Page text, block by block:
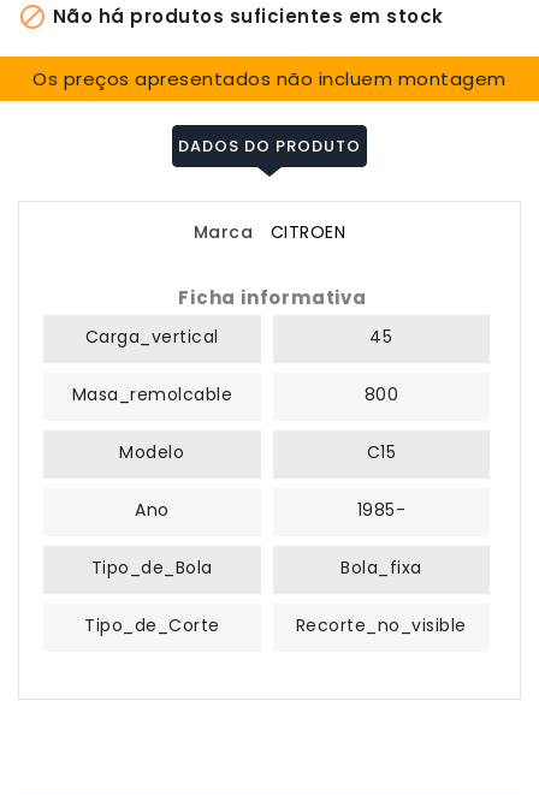
 Não há produtos suficientes em stock
Os preços apresentados não incluem montagem
DADOS DO PRODUTO
Marca CITROEN
Ficha informativa
Carga_vertical 45
Masa_remolcable 800
Modelo C15
Ano 1985-
Tipo_de_Bola Bola_fixa
Tipo_de_Corte Recorte_no_visible